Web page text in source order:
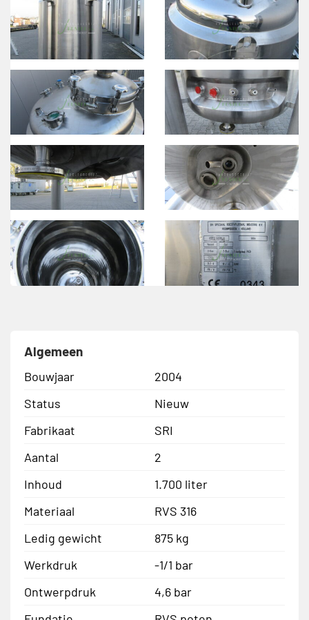
Algemeen
Bouwjaar
2004
Status
Nieuw
Fabrikaat
SRI
Aantal
2
Inhoud
1.700 liter
Materiaal
RVS 316
Ledig gewicht
875 kg
Werkdruk
-1/1 bar
Ontwerpdruk
4,6 bar